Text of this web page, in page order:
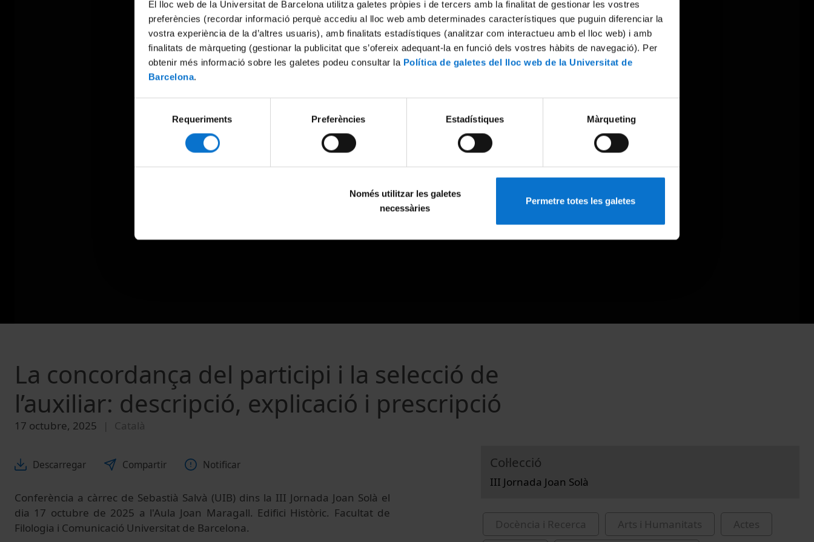
El lloc web de la Universitat de Barcelona utilitza galetes pròpies i de tercers amb la finalitat de gestionar les vostres
preferències (recordar informació perquè accediu al lloc web amb determinades característiques que puguin diferenciar la
vostra experiència de la d’altres usuaris), amb finalitats estadístiques (analitzar com interactueu amb el lloc web) i amb
finalitats de màrqueting (gestionar la publicitat que s’ofereix adequant-la en funció dels vostres hàbits de navegació). Per
obtenir més informació sobre les galetes podeu consultar la Política de galetes del lloc web de la Universitat de
Barcelona.
consentiment
Requeriments Preferències Estadístiques Màrqueting
Només utilitzar les galetes
necessàries
Permetre totes les galetes
La concordança del participi i la selecció de
l’auxiliar: descripció, explicació i prescripció
17 octubre, 2025 Català
Descarregar Compartir Notificar
Conferència a càrrec de Sebastià Salvà (UIB) dins la III Jornada Joan Solà el
dia 17 octubre de 2025 a l'Aula Joan Maragall. Edifici Històric. Facultat de
Filologia i Comunicació Universitat de Barcelona.
Col·lecció
III Jornada Joan Solà
Docència i Recerca Arts i Humanitats
Actes